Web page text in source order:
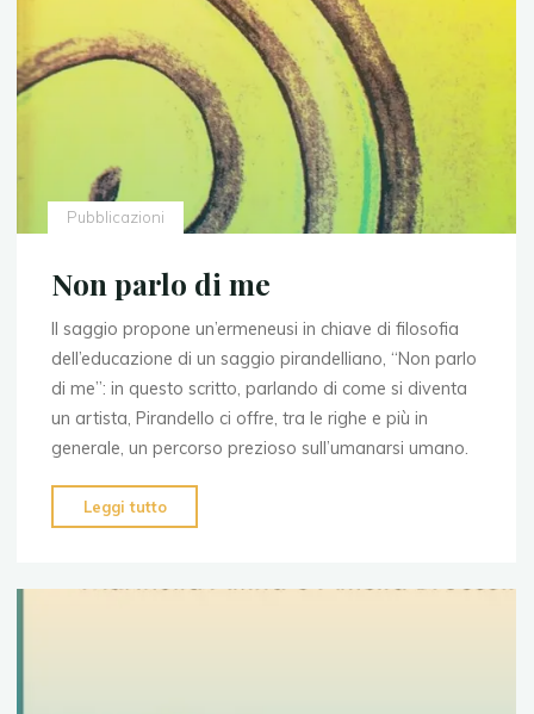
Pubblicazioni
Non parlo di me
Il saggio propone un’ermeneusi in chiave di filosofia
dell’educazione di un saggio pirandelliano, “Non parlo
di me”: in questo scritto, parlando di come si diventa
un artista, Pirandello ci offre, tra le righe e più in
generale, un percorso prezioso sull’umanarsi umano.
Leggi tutto
parlo
me"